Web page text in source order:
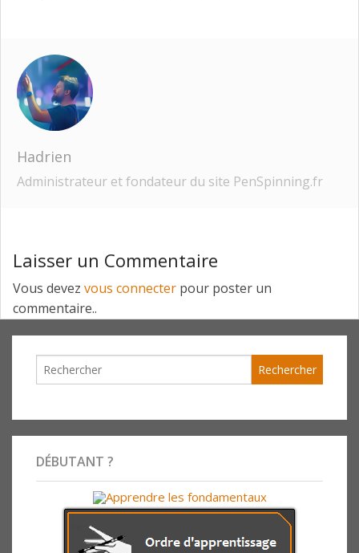
Hadrien
Administrateur et fondateur du site PenSpinning.fr
Laisser un Commentaire
Vous devez vous connecter pour poster un
commentaire..
DÉBUTANT ?